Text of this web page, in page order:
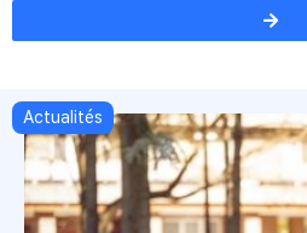
Actualités